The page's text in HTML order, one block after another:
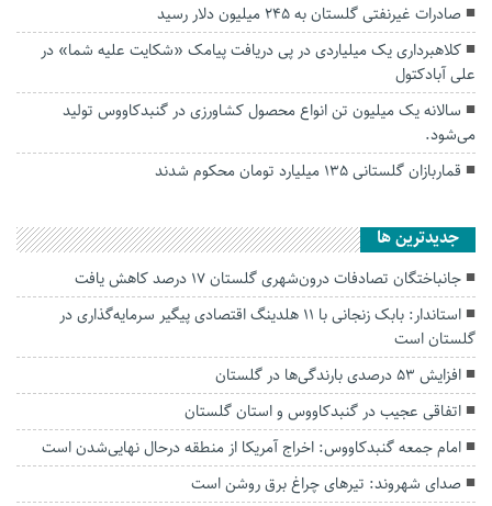
صادرات غیرنفتی گلستان به ۲۴۵ میلیون دلار رسید
کلاهبرداری یک میلیاردی در پی دریافت پیامک «شکایت علیه شما» در
علی آبادکتول
سالانه یک میلیون تن انواع محصول کشاورزی در گنبدکاووس تولید
می‌شود.
قماربازان گلستانی ۱۳۵ میلیارد تومان محکوم شدند
جديدترين ها
جانباختگان تصادفات درون‌شهری گلستان ۱۷ درصد کاهش یافت
استاندار: بابک زنجانی با ۱۱ هلدینگ اقتصادی پیگیر سرمایه‌گذاری در
گلستان است
افزایش ۵۳ درصدی بارندگی‌ها در گلستان
اتفاقی عجیب در‌ گنبدکاووس و استان گلستان
امام جمعه گنبدکاووس: اخراج آمریکا از منطقه درحال نهایی‌شدن است
صدای شهروند: تیرهای چراغ برق روشن است